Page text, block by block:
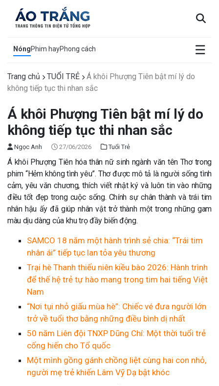
NóngPhim hayPhong cách ☰
×
Trang chủ TUỔI TRẺ
Á khôi Phượng Tiên bật mí lý do
không tiếp tục thi nhan sắc
Á khôi Phượng Tiên bật mí lý do
không tiếp tục thi nhan sắc
Ngọc Anh 27/06/2026 Tuổi Trẻ
Á khôi Phượng Tiên hóa thân nữ sinh ngành văn tên Thơ trong
phim “Hẻm không tình yêu”. Thơ được mô tả là người sống tình
cảm, yêu văn chương, thích viết nhật ký và luôn tin vào những
điều tốt đẹp trong cuộc sống. Chính sự chân thành và trái tim
nhân hậu ấy đã giúp nhân vật trở thành một trong những gam
màu dịu dàng của khu trọ đầy biến động.
SAMCO 18 năm một hành trình sẻ chia: “Trái tim
nhân ái” tiếp tục lan tỏa yêu thương
Trại hè Thanh thiếu niên kiều bào 2026: Hành trình
để thế hệ trẻ tự hào mang trong tim hai tiếng Việt
Nam
“Nơi tụi nhỏ giấu mùa hè”: Chiếc vé đưa người lớn
trở về tuổi thơ bằng những điều bình dị nhất
50 năm Liên đội TNXP Dũng Chí: Một thời tuổi trẻ
cống hiến cho Tổ quốc
Một mình gồng gánh chồng liệt cùng hai con nhỏ,
người mẹ trẻ khiến Lâm Vỹ Dạ bật khóc